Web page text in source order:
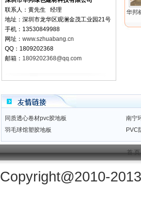
联系人：黄先生 经理
地址：深圳市龙华区观澜金茂工业园21号
手机：13530849988
网址： www.szhuabang.cn
QQ：1809202368
邮箱： 1809202368@qq.com
后的效果
深圳办公室地面选用无方向同
质透心...
华邦橡
同质透心卷材pvc胶地板
南宁
羽毛球馆塑胶地板
PVC
首 页
Copyright@2010-2013